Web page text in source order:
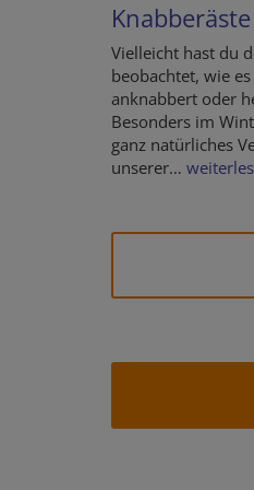
Vielleicht hast du
beobachtet, wie
anknabbert oder
Besonders im
ganz natürliches
unserer…